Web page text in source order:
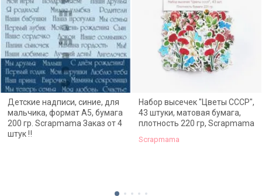
Детские надписи, синие, для
мальчика, формат А5, бумага
200 гр. Scrapmama Заказ от 4
штук ‼
Набор высечек "Цветы СССР",
43 штуки, матовая бумага,
плотность 220 гр, Scrapmama
Scrapmama